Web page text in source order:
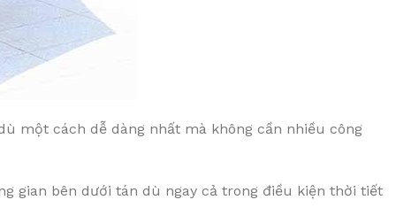
một cách dễ dàng nhất mà không cần nhiều công
gian bên dưới tán dù ngay cả trong điều kiện thời tiết